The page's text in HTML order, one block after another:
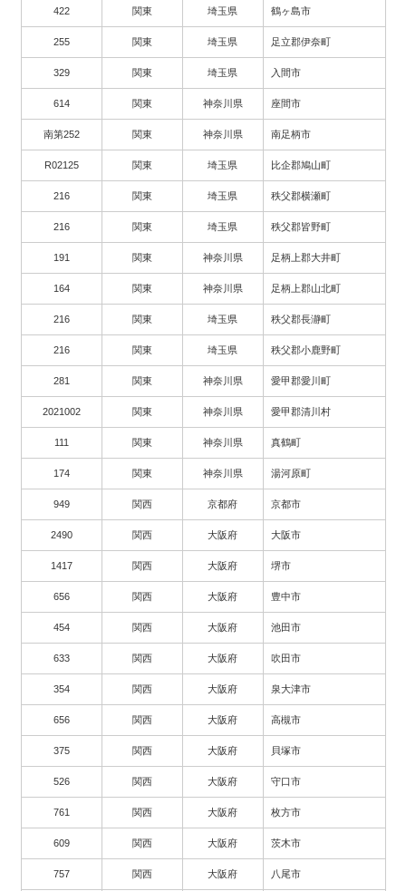
422 関東 埼玉県 鶴ヶ島市
255 関東 埼玉県 足立郡伊奈町
329 関東 埼玉県 入間市
614 関東 神奈川県 座間市
南第252 関東 神奈川県 南足柄市
R02125 関東 埼玉県 比企郡鳩山町
216 関東 埼玉県 秩父郡横瀬町
216 関東 埼玉県 秩父郡皆野町
191 関東 神奈川県 足柄上郡大井町
164 関東 神奈川県 足柄上郡山北町
216 関東 埼玉県 秩父郡長瀞町
216 関東 埼玉県 秩父郡小鹿野町
281 関東 神奈川県 愛甲郡愛川町
2021002 関東 神奈川県 愛甲郡清川村
111 関東 神奈川県 真鶴町
174 関東 神奈川県 湯河原町
949 関西 京都府 京都市
2490 関西 大阪府 大阪市
1417 関西 大阪府 堺市
656 関西 大阪府 豊中市
454 関西 大阪府 池田市
633 関西 大阪府 吹田市
354 関西 大阪府 泉大津市
656 関西 大阪府 高槻市
375 関西 大阪府 貝塚市
526 関西 大阪府 守口市
761 関西 大阪府 枚方市
609 関西 大阪府 茨木市
757 関西 大阪府 八尾市